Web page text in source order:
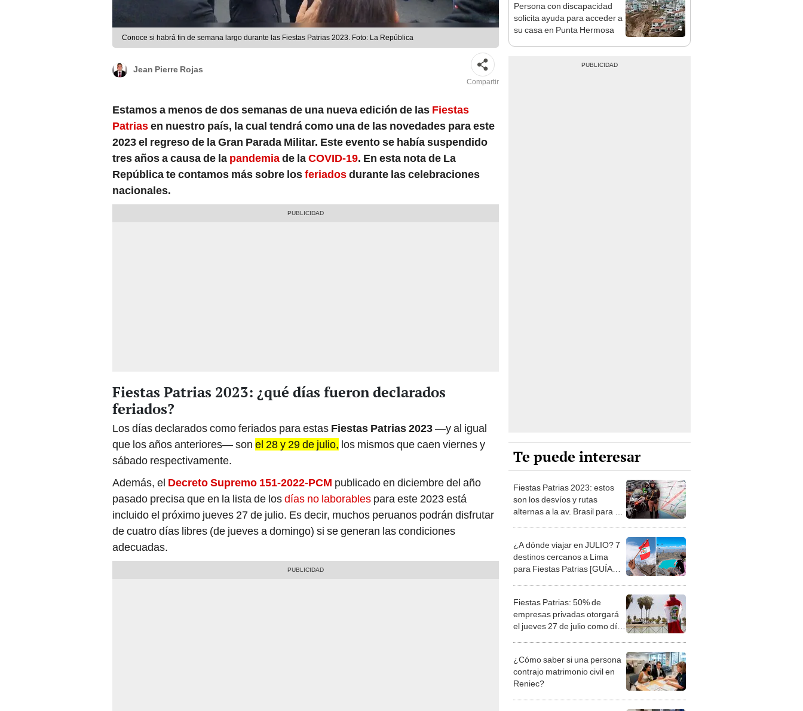
Conoce si habrá fin de semana largo durante las Fiestas Patrias 2023. Foto: La República
Jean Pierre Rojas
Compartir
Estamos a menos de dos semanas de una nueva edición de las Fiestas
Patriasen nuestro país, la cual tendrá como una de las novedades para este
2023 el regreso de la Gran Parada Militar. Este evento se había suspendido
tres años a causa de la pandemiade laCOVID-19. En esta nota de La
República te contamos más sobre losferiadosdurante las celebraciones
nacionales.
Fiestas Patrias 2023: ¿qué días fueron declarados
feriados?
Los días declarados como feriados para estas Fiestas Patrias 2023—y al igual
que los años anteriores— son el 28 y 29 de julio, los mismos que caen viernes y
sábado respectivamente.
Además, el Decreto Supremo 151-2022-PCM publicado en diciembre del año
pasado precisa que en la lista de losdías no laborables para este 2023 está
incluido el próximo jueves 27 de julio. Es decir, muchos peruanos podrán disfrutar
de cuatro días libres (de jueves a domingo) si se generan las condiciones
adecuadas.
4
Persona con discapacidad
solicita ayuda para acceder a
su casa en Punta Hermosa
Te puede interesar
Fiestas Patrias 2023: estos
son los desvíos y rutas
alternas a la av. Brasil para el
¿A dónde viajar en JULIO? 7
destinos cercanos a Lima
para Fiestas Patrias [GUÍA
Fiestas Patrias: 50% de
empresas privadas otorgará
el jueves 27 de julio como día
¿Cómo saber si una persona
contrajo matrimonio civil en
Reniec?